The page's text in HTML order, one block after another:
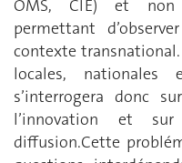
OMS, CIE) et non
permettant
contexte transnational.
locales, nationales
s’interrogera donc
l’innovation et
diffusion.Cette